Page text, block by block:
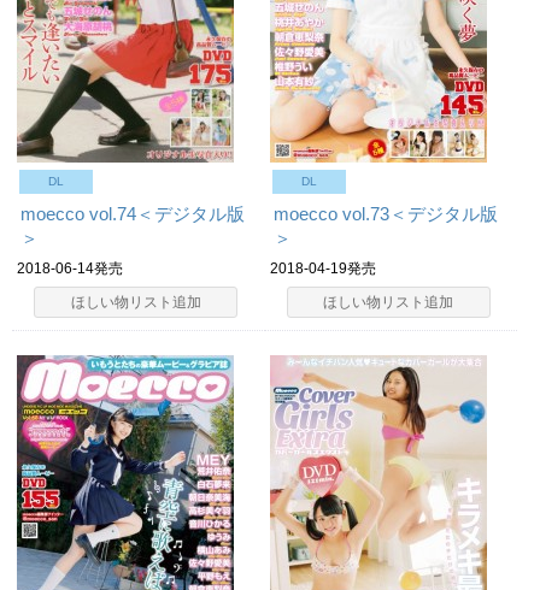
DL
moecco vol.74＜デジタル版
＞
2018-06-14発売
ほしい物リスト追加
DL
moecco vol.73＜デジタル版
＞
2018-04-19発売
ほしい物リスト追加